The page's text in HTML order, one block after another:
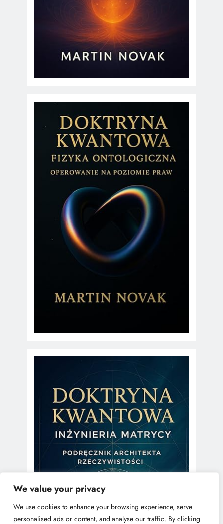
We value your privacy
We use cookies to enhance your browsing experience, serve
personalised ads or content, and analyse our traffic. By clicking